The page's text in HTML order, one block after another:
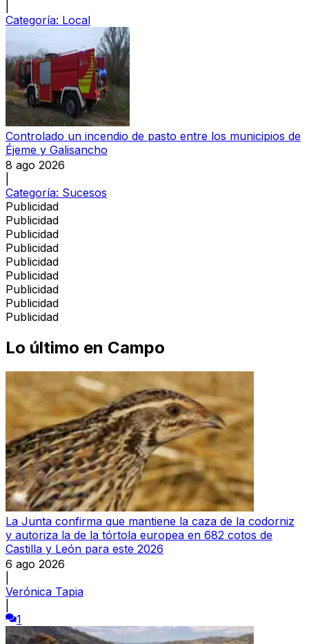
Categoría: Local
Controlado un incendio de pasto entre los municipios de
Éjeme y Galisancho
8 ago 2026
Categoría: Sucesos
Publicidad
Publicidad
Publicidad
Publicidad
Publicidad
Publicidad
Publicidad
Publicidad
Publicidad
Lo último en Campo
La Junta confirma que mantiene la caza de la codorniz
y autoriza la de la tórtola europea en 682 cotos de
Castilla y León para este 2026
6 ago 2026
Verónica Tapia
1